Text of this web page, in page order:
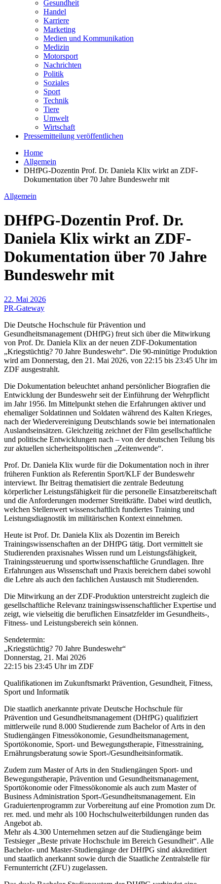
Gesundheit
Handel
Karriere
Marketing
Medien und Kommunikation
Medizin
Motorsport
Nachrichten
Politik
Soziales
Sport
Technik
Tiere
Umwelt
Wirtschaft
Pressemitteilung veröffentlichen
Home
Allgemein
DHfPG-Dozentin Prof. Dr. Daniela Klix wirkt an ZDF-
Dokumentation über 70 Jahre Bundeswehr mit
Allgemein
DHfPG-Dozentin Prof. Dr.
Daniela Klix wirkt an ZDF-
Dokumentation über 70 Jahre
Bundeswehr mit
22. Mai 2026
PR-Gateway
Die Deutsche Hochschule für Prävention und
Gesundheitsmanagement (DHfPG) freut sich über die Mitwirkung
von Prof. Dr. Daniela Klix an der neuen ZDF-Dokumentation
„Kriegstüchtig? 70 Jahre Bundeswehr“. Die 90-minütige Produktion
wird am Donnerstag, den 21. Mai 2026, von 22:15 bis 23:45 Uhr im
ZDF ausgestrahlt.
Die Dokumentation beleuchtet anhand persönlicher Biografien die
Entwicklung der Bundeswehr seit der Einführung der Wehrpflicht
im Jahr 1956. Im Mittelpunkt stehen die Erfahrungen aktiver und
ehemaliger Soldatinnen und Soldaten während des Kalten Krieges,
nach der Wiedervereinigung Deutschlands sowie bei internationalen
Auslandseinsätzen. Gleichzeitig zeichnet der Film gesellschaftliche
und politische Entwicklungen nach – von der deutschen Teilung bis
zur aktuellen sicherheitspolitischen „Zeitenwende“.
Prof. Dr. Daniela Klix wurde für die Dokumentation noch in ihrer
früheren Funktion als Referentin Sport/KLF der Bundeswehr
interviewt. Ihr Beitrag thematisiert die zentrale Bedeutung
körperlicher Leistungsfähigkeit für die personelle Einsatzbereitschaft
und die Anforderungen moderner Streitkräfte. Dabei wird deutlich,
welchen Stellenwert wissenschaftlich fundiertes Training und
Leistungsdiagnostik im militärischen Kontext einnehmen.
Heute ist Prof. Dr. Daniela Klix als Dozentin im Bereich
Trainingswissenschaften an der DHfPG tätig. Dort vermittelt sie
Studierenden praxisnahes Wissen rund um Leistungsfähigkeit,
Trainingssteuerung und sportwissenschaftliche Grundlagen. Ihre
Erfahrungen aus Wissenschaft und Praxis bereichern dabei sowohl
die Lehre als auch den fachlichen Austausch mit Studierenden.
Die Mitwirkung an der ZDF-Produktion unterstreicht zugleich die
gesellschaftliche Relevanz trainingswissenschaftlicher Expertise und
zeigt, wie vielseitig die beruflichen Einsatzfelder im Gesundheits-,
Fitness- und Leistungsbereich sein können.
Sendetermin:
„Kriegstüchtig? 70 Jahre Bundeswehr“
Donnerstag, 21. Mai 2026
22:15 bis 23:45 Uhr im ZDF
Qualifikationen im Zukunftsmarkt Prävention, Gesundheit, Fitness,
Sport und Informatik
Die staatlich anerkannte private Deutsche Hochschule für
Prävention und Gesundheitsmanagement (DHfPG) qualifiziert
mittlerweile rund 8.000 Studierende zum Bachelor of Arts in den
Studiengängen Fitnessökonomie, Gesundheitsmanagement,
Sportökonomie, Sport- und Bewegungstherapie, Fitnesstraining,
Ernährungsberatung sowie Sport-/Gesundheitsinformatik.
Zudem zum Master of Arts in den Studiengängen Sport- und
Bewegungstherapie, Prävention und Gesundheitsmanagement,
Sportökonomie oder Fitnessökonomie als auch zum Master of
Business Administration Sport-/Gesundheitsmanagement. Ein
Graduiertenprogramm zur Vorbereitung auf eine Promotion zum Dr.
rer. med. und mehr als 100 Hochschulweiterbildungen runden das
Angebot ab.
Mehr als 4.300 Unternehmen setzen auf die Studiengänge beim
Testsieger „Beste private Hochschule im Bereich Gesundheit“. Alle
Bachelor- und Master-Studiengänge der DHfPG sind akkreditiert
und staatlich anerkannt sowie durch die Staatliche Zentralstelle für
Fernunterricht (ZFU) zugelassen.